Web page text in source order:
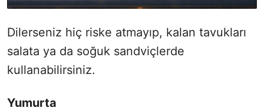
Dilerseniz hiç riske atmayıp, kalan tavukları
salata ya da soğuk sandviçlerde
kullanabilirsiniz.
Yumurta